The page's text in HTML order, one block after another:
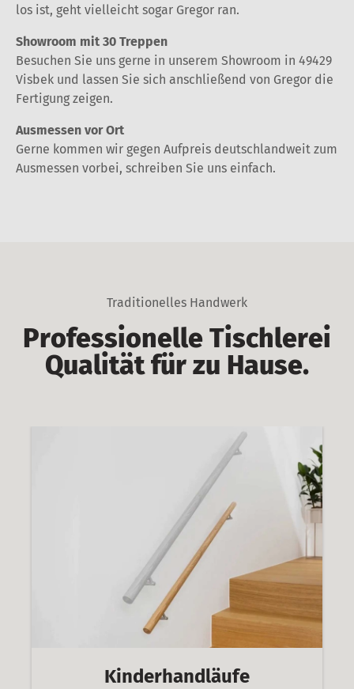
los ist, geht vielleicht sogar Gregor ran.
Showroom mit 30 Treppen
Besuchen Sie uns gerne in unserem Showroom in 49429
Visbek und lassen Sie sich anschließend von Gregor die
Fertigung zeigen.
Ausmessen vor Ort
Gerne kommen wir gegen Aufpreis deutschlandweit zum
Ausmessen vorbei, schreiben Sie uns einfach.
Traditionelles Handwerk
Professionelle Tischlerei
Qualität für zu Hause.
Kinderhandläufe